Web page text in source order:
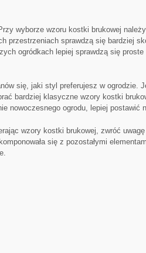
wyborze wzoru kostki brukowej
przestrzeniach sprawdzą się bardziej
⁢ogródkach lepiej sprawdzą się proste
się,​ jaki styl ⁤preferujesz w ⁢ogrodzie.
bardziej klasyczne wzory kostki
nowoczesnego ogrodu, lepiej postawić
wzory kostki brukowej, zwróć
się z‌ pozostałymi